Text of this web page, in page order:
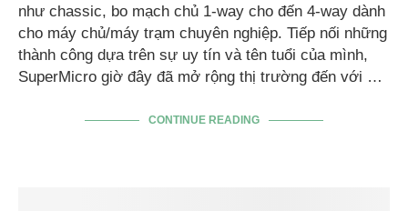
như chassic, bo mạch chủ 1-way cho đến 4-way dành
cho máy chủ/máy trạm chuyên nghiệp. Tiếp nối những
thành công dựa trên sự uy tín và tên tuổi của mình,
SuperMicro giờ đây đã mở rộng thị trường đến với …
CONTINUE READING